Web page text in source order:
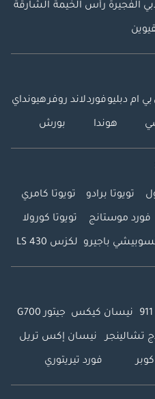
الفجيرة رأس الخيمة الشارقة
بي ام دبليوفوردلاند روفرهيونداي
هوندا بورش
تويوتا برادو تويوتا كامري
فورد موستانج تويوتا كورولا
باجيرو لكزس LS 430
نيسان كيكس جيتور G700
تشالينجر نيسان إكس تريل
فورد تيريتوري